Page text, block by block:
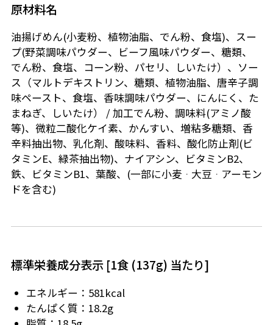
原材料名
油揚げめん(小麦粉、植物油脂、でん粉、食塩)、スー
プ(野菜調味パウダー、ビーフ風味パウダー、糖類、
でん粉、食塩、コーン粉、パセリ、しいたけ）、ソー
ス（マルトデキストリン、糖類、植物油脂、唐辛子調
味ペースト、食塩、香味調味パウダー、にんにく、た
まねぎ、しいたけ） / 加工でん粉、調味料(アミノ酸
等)、微粒二酸化ケイ素、かんすい、増粘多糖類、香
辛料抽出物、乳化剤、酸味料、香料、酸化防止剤(ビ
タミンE、緑茶抽出物)、ナイアシン、ビタミンB2、
鉄、ビタミンB1、葉酸、(一部に小麦ᆞ大豆ᆞアーモン
ドを含む)
標準栄養成分表示 [1食 (137g) 当たり]
エネルギー：581kcal
たんぱく質：18.2g